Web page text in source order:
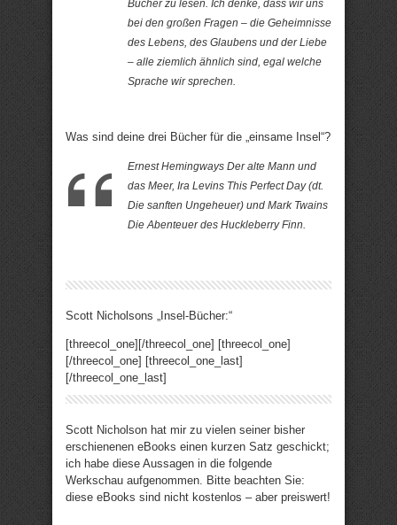
Bücher zu lesen. Ich denke, dass wir uns
bei den großen Fragen – die Geheimnisse
des Lebens, des Glaubens und der Liebe
– alle ziemlich ähnlich sind, egal welche
Sprache wir sprechen.
Was sind deine drei Bücher für die „einsame Insel“?
Ernest Hemingways Der alte Mann und
das Meer, Ira Levins This Perfect Day(dt.
Die sanften Ungeheuer) und Mark Twains
Die Abenteuer des Huckleberry Finn
Scott Nicholsons „Insel-Bücher:“
[threecol_one] [/threecol_one] [threecol_one]
[/threecol_one] [threecol_one_last]
[/threecol_one_last]
Scott Nicholson hat mir zu vielen seiner bisher
erschienenen eBooks einen kurzen Satz geschickt;
ich habe diese Aussagen in die folgende
Werkschau aufgenommen. Bitte beachten Sie:
diese eBooks sind nicht kostenlos – aber preiswert!